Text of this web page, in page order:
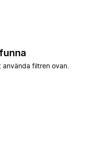
använda filtren ovan.